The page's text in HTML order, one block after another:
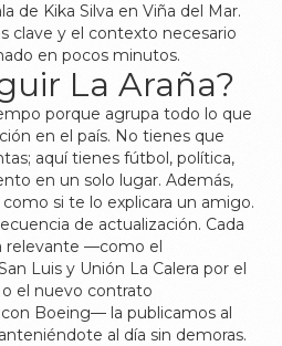
de Kika Silva en Viña del Mar.
clave y el contexto necesario
en pocos minutos.
La Araña?
porque agrupa todo lo que
en el país. No tienes que
aquí tienes fútbol, política,
en un solo lugar. Además,
si te lo explicara un amigo.
de actualización. Cada
relevante —como el
Luis y Unión La Calera por el
el nuevo contrato
Boeing— la publicamos al
al día sin demoras.